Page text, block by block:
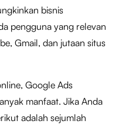
bisnis
pengguna yang relevan
Gmail, dan jutaan situs
Google Ads
manfaat. Jika Anda
adalah sejumlah